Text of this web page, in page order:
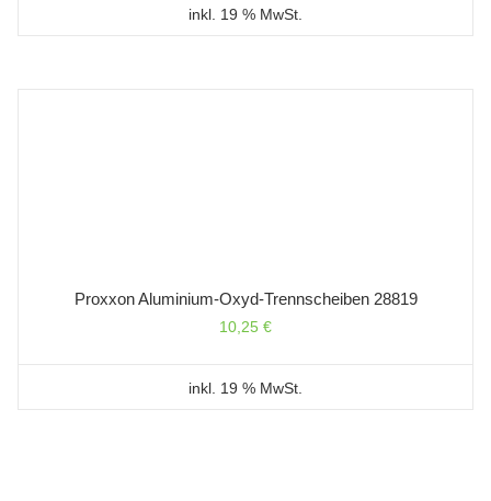
inkl. 19 % MwSt.
Proxxon Aluminium-Oxyd-Trennscheiben 28819
10,25 €
inkl. 19 % MwSt.